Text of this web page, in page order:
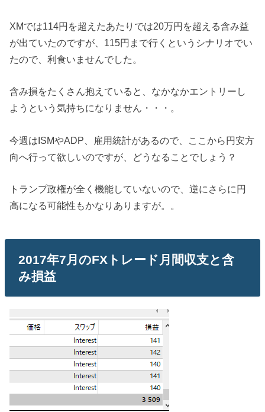
XMでは114円を超えたあたりでは20万円を超える含み益
が出ていたのですが、115円まで行くというシナリオでい
たので、利食いませんでした。
含み損をたくさん抱えていると、なかなかエントリーし
ようという気持ちになりません・・・。
今週はISMやADP、雇用統計があるので、ここから円安方
向へ行って欲しいのですが、どうなることでしょう？
トランプ政権が全く機能していないので、逆にさらに円
高になる可能性もかなりありますが。。
2017年7月のFXトレード月間収支と含
み損益